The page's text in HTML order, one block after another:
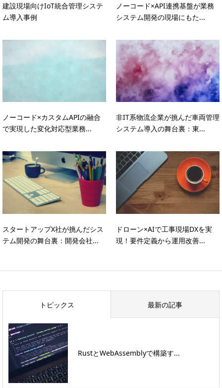
建設現場向けIoT統合管理システ
ム導入事例
ノーコード×API連携基盤が業務
システム開発の現場にもた...
ノーコード×カスタムAPIの融合
で実現した変化対応型業務...
非IT系物流企業が挑んだ車両管理
システム導入の舞台裏：東...
スタートアップX社が挑んだシス
テム開発の舞台裏：開発会社...
ドローン×AIで工事現場DXを実
現！要件定義から運用改善...
トピックス 最新の記事
RustとWebAssemblyで構築す...